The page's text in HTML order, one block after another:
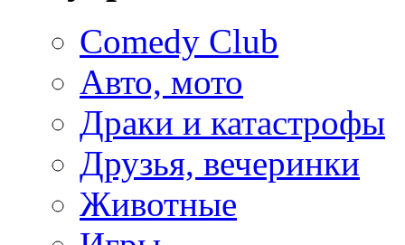
Comedy Club
Авто, мото
Драки и катастрофы
Друзья, вечеринки
Животные